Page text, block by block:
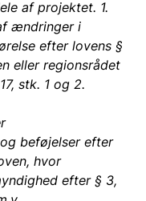
af projektet. 1.
ændringer i
efter lovens §
eller regionsrådet
stk. 1 og 2.
beføjelser efter
hvor
efter § 3,